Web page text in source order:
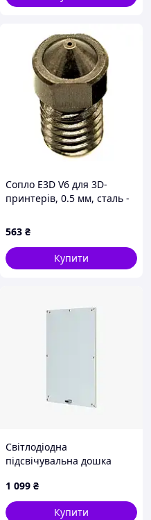
Сопло E3D V6 для 3D-
принтерів, 0.5 мм, сталь -
UA3D210_0.5
563 ₴
Купити
Світлодіодна
підсвічувальна дошка
Backlight Board (FAZ007)
1 099 ₴
Купити